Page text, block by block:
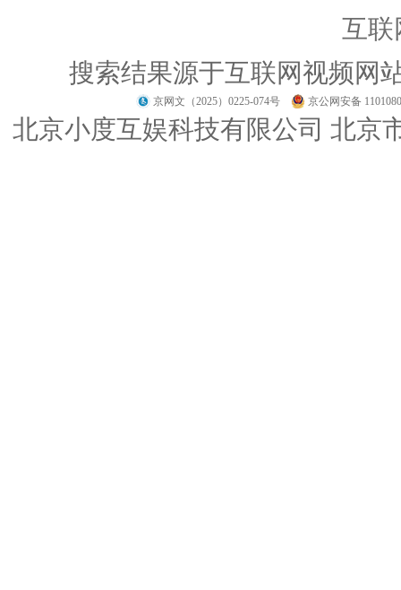
互联
搜索结果源于互联网视频网
京网文（2025）0225-074号 京公网安备
北京小度互娱科技有限公司 北京